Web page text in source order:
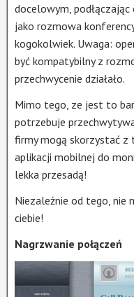
docelowym,
jako rozmowa
kogokolwiek. Uwaga:
być kompatybilny z
przechwycenie działało.
Mimo tego, ze jest to
potrzebuje
firmy mogą skorzystać
aplikacji mobilnej do
lekka przesadą!
Niezależnie od tego, nie
ciebie!
Nagrzwanie połączeń